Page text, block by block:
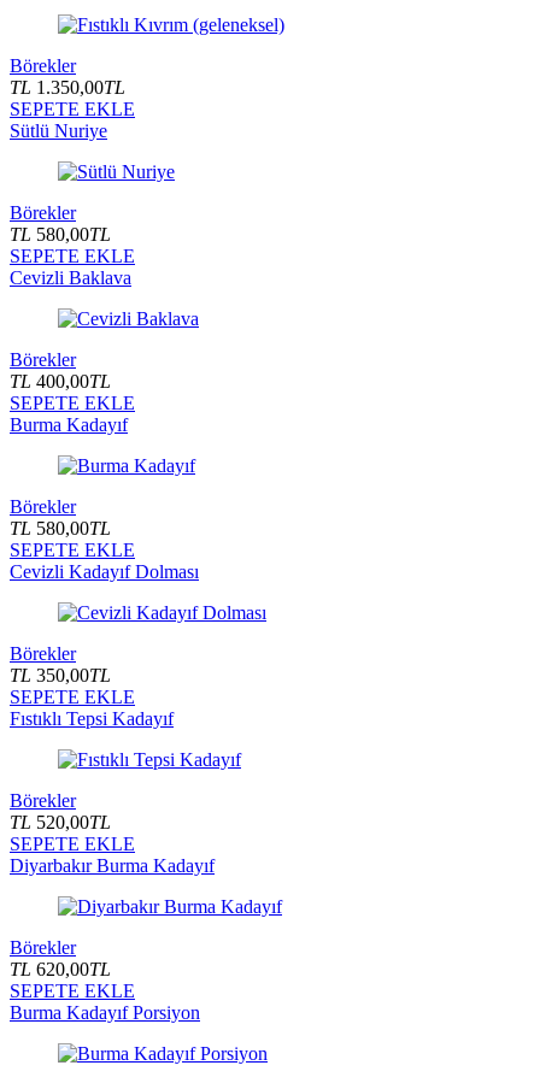
Börekler
TL 1.350,00TL
SEPETE EKLE
Sütlü Nuriye
Börekler
TL 580,00TL
SEPETE EKLE
Cevizli Baklava
Börekler
TL 400,00TL
SEPETE EKLE
Burma Kadayıf
Börekler
TL 580,00TL
SEPETE EKLE
Cevizli Kadayıf Dolması
Börekler
TL 350,00TL
SEPETE EKLE
Fıstıklı Tepsi Kadayıf
Börekler
TL 520,00TL
SEPETE EKLE
Diyarbakır Burma Kadayıf
Börekler
TL 620,00TL
SEPETE EKLE
Burma Kadayıf Porsiyon